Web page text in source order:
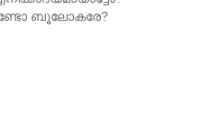
ബൂലോകരേ?